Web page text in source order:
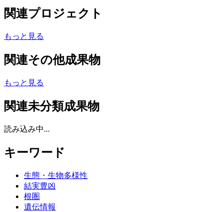
関連プロジェクト
もっと見る
関連その他成果物
もっと見る
関連未分類成果物
読み込み中...
キーワード
生態・生物多様性
結実豊凶
根圏
遺伝情報